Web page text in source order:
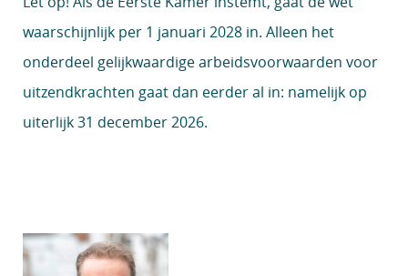
waarschijnlijk per 1 januari 2028 in. Alleen het
onderdeel gelijkwaardige arbeidsvoorwaarden voor
uitzendkrachten gaat dan eerder al in: namelijk op
uiterlijk 31 december 2026.